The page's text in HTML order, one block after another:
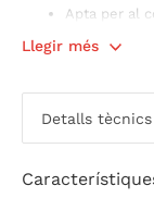
Apta per al
Apta per al
IMPORTANT: sota
colors disponibles (
concret has
Llegir més
Detalls tècnics